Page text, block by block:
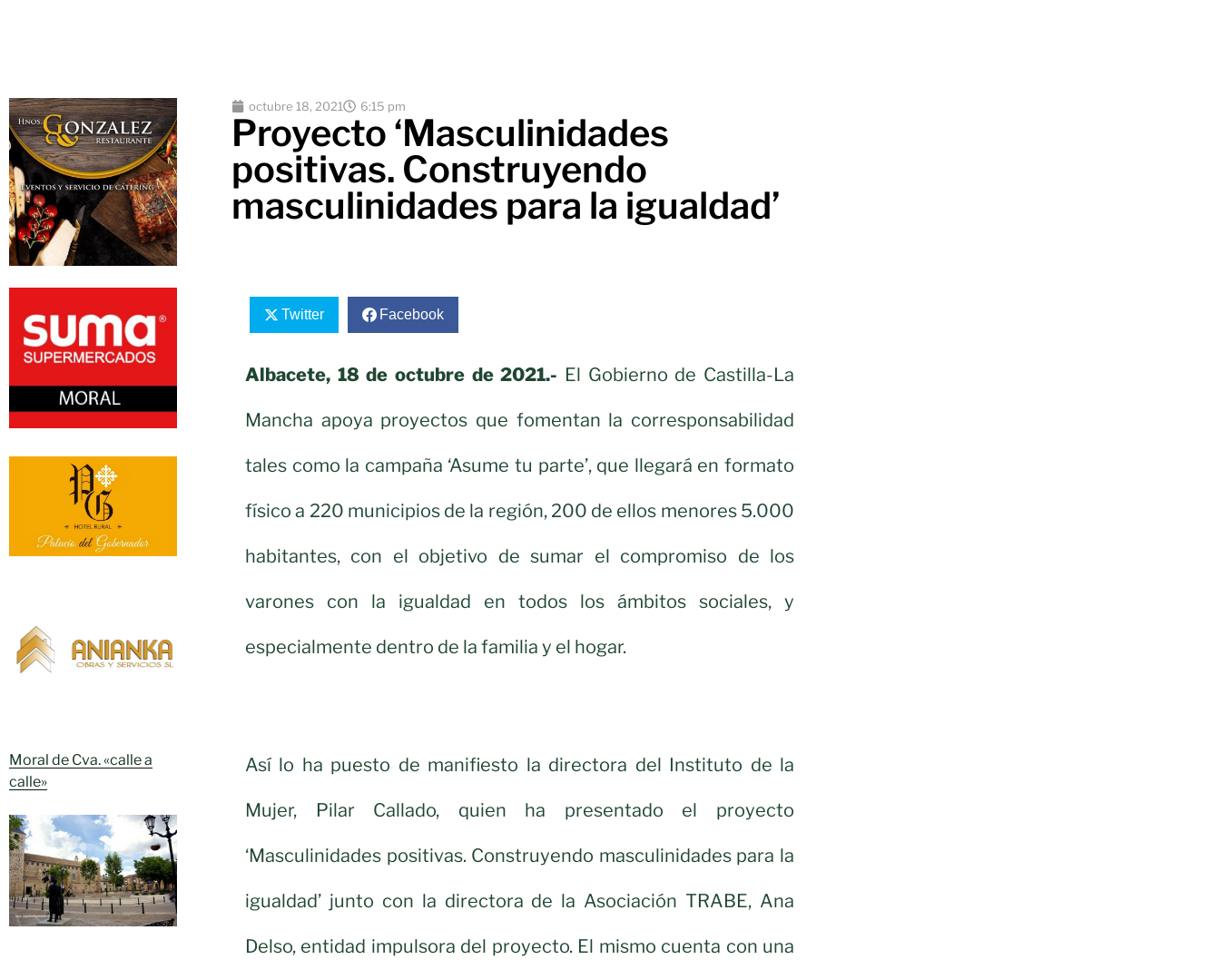
Moral de Cva. «calle a
calle»
octubre 18, 2021 6:15 pm
Proyecto ‘Masculinidades
positivas. Construyendo
masculinidades para la igualdad’
Twitter Facebook
Albacete, 18 de octubre de 2021.- El Gobierno de Castilla-La
Mancha apoya proyectos que fomentan la corresponsabilidad
tales como la campaña ‘Asume tu parte’, que llegará en formato
físico a 220 municipios de la región, 200 de ellos menores 5.000
habitantes, con el objetivo de sumar el compromiso de los
varones con la igualdad en todos los ámbitos sociales, y
especialmente dentro de la familia y el hogar.
Así lo ha puesto de manifiesto la directora del Instituto de la
Mujer, Pilar Callado, quien ha presentado el proyecto
‘Masculinidades positivas. Construyendo masculinidades para la
igualdad’ junto con la directora de la Asociación TRABE, Ana
Delso, entidad impulsora del proyecto. El mismo cuenta con una